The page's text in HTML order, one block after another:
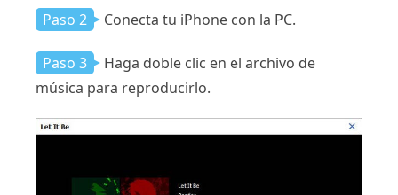
Paso 2 Conecta tu iPhone con la PC.
Paso 3
Haga doble clic en el archivo de
música para reproducirlo.